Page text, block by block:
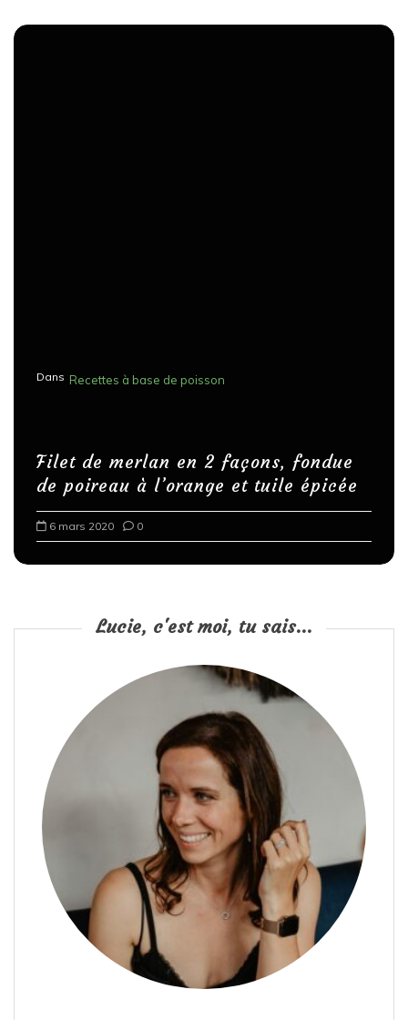
Dans Recettes à base de poisson
Filet de merlan en 2 façons, fondue
de poireau à l’orange et tuile épicée
6 mars 2020 0
Lucie, c'est moi, tu sais...